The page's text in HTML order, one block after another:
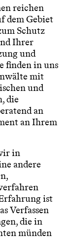
reichen
dem Gebiet
Schutz
Ihrer
und
finden in uns
mit
und
die
an
an Ihrem
in
andere
ist
Verfassen
die in
münden